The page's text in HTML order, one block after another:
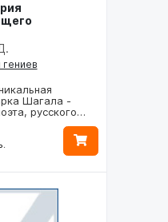
Шагала -
русского…